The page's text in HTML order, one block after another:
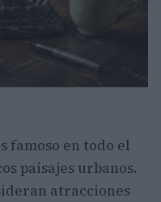
famoso en todo el
paisajes urbanos.
atracciones